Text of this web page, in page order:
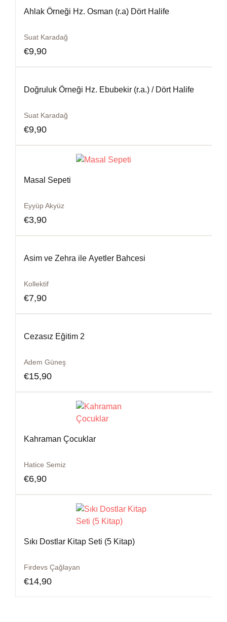
Ahlak Örneği Hz. Osman (r.a) Dört Halife
Suat Karadağ
€9,90
Doğruluk Örneği Hz. Ebubekir (r.a.) / Dört Halife
Suat Karadağ
€9,90
Masal Sepeti
Eyyüp Akyüz
€3,90
Asim ve Zehra ile Ayetler Bahcesi
Kollektif
€7,90
Cezasız Eğitim 2
Adem Güneş
€15,90
Kahraman Çocuklar
Hatice Semiz
€6,90
Sıkı Dostlar Kitap Seti (5 Kitap)
Firdevs Çağlayan
€14,90